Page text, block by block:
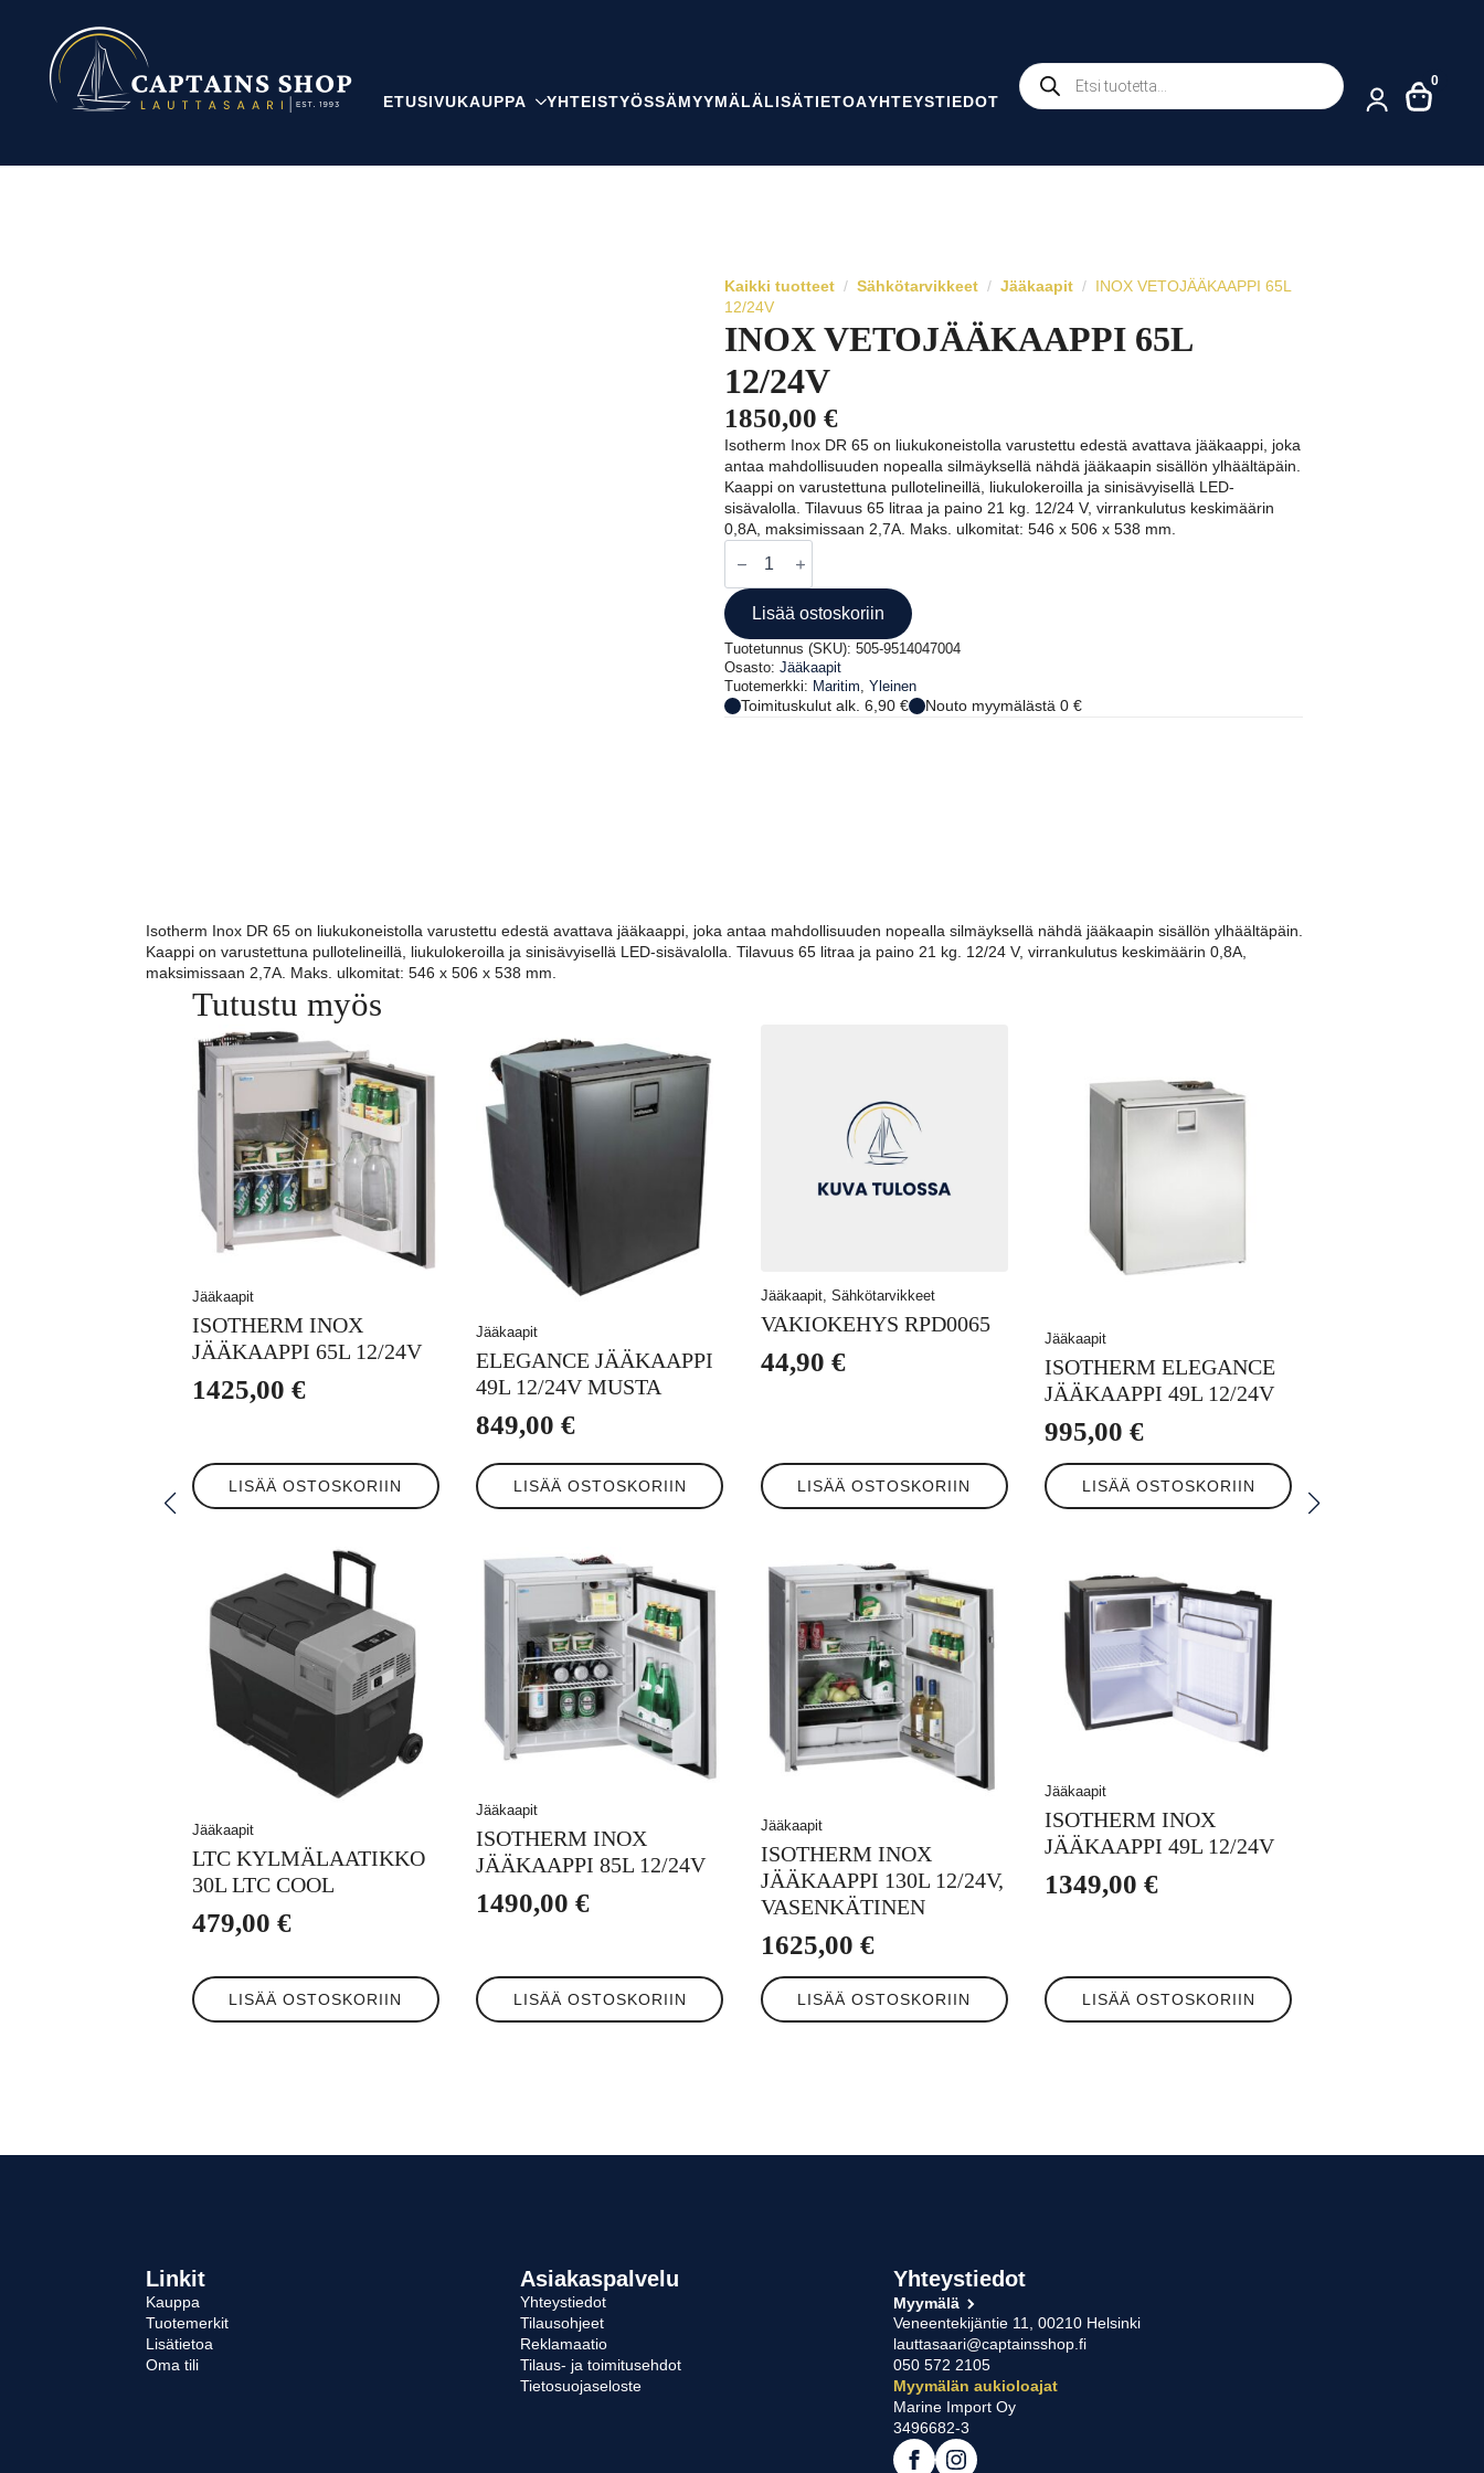
ETUSIVUKAUPPA YHTEISTYÖSSÄMYYMÄLÄLISÄTIETOAYHTEYSTIEDOT
Products
search
0
Kaikki tuotteet Sähkötarvikkeet Jääkaapit
INOX VETOJÄÄKAAPPI 65L
12/24V
INOX VETOJÄÄKAAPPI 65L
12/24V
1850,00 €
Isotherm Inox DR 65 on liukukoneistolla varustettu edestä avattava jääkaappi, joka
antaa mahdollisuuden nopealla silmäyksellä nähdä jääkaapin sisällön ylhäältäpäin.
Kaappi on varustettuna pullotelineillä, liukulokeroilla ja sinisävyisellä LED-
sisävalolla. Tilavuus 65 litraa ja paino 21 kg. 12/24 V, virrankulutus keskimäärin
0,8A, maksimissaan 2,7A. Maks. ulkomitat: 546 x 506 x 538 mm.
INOX
VETOJÄÄKAAPPI
65L
12/24V
määräLisää ostoskoriin
Tuotetunnus (SKU): 505-9514047004
Osasto: Jääkaapit
Tuotemerkki: Maritim, Yleinen
Toimituskulut alk. 6,90 € Nouto myymälästä 0 €
Isotherm Inox DR 65 on liukukoneistolla varustettu edestä avattava jääkaappi, joka antaa mahdollisuuden nopealla silmäyksellä nähdä jääkaapin sisällön ylhäältäpäin.
Kaappi on varustettuna pullotelineillä, liukulokeroilla ja sinisävyisellä LED-sisävalolla. Tilavuus 65 litraa ja paino 21 kg. 12/24 V, virrankulutus keskimäärin 0,8A,
maksimissaan 2,7A. Maks. ulkomitat: 546 x 506 x 538 mm.
Tutustu myös
Jääkaapit
ISOTHERM INOX
JÄÄKAAPPI 65L 12/24V
1425,00 €
LISÄÄ OSTOSKORIIN
Jääkaapit
ELEGANCE JÄÄKAAPPI
49L 12/24V MUSTA
849,00€
LISÄÄ OSTOSKORIIN
Jääkaapit, Sähkötarvikkeet
VAKIOKEHYS RPD0065
44,90 €
LISÄÄ OSTOSKORIIN
Jääkaapit
ISOTHERM ELEGANCE
JÄÄKAAPPI 49L 12/24V
995,00€
LISÄÄ OSTOSKORIIN
Jääkaapit
LTC KYLMÄLAATIKKO
30L LTC COOL
479,00 €
LISÄÄ OSTOSKORIIN
Jääkaapit
ISOTHERM INOX
JÄÄKAAPPI 85L 12/24V
1490,00€
LISÄÄ OSTOSKORIIN
Jääkaapit
ISOTHERM INOX
JÄÄKAAPPI 130L 12/24V,
VASENKÄTINEN
1625,00 €
LISÄÄ OSTOSKORIIN
Jääkaapit
ISOTHERM INOX
JÄÄKAAPPI 49L 12/24V
1349,00€
LISÄÄ OSTOSKORIIN
Linkit
Kauppa
Tuotemerkit
Lisätietoa
Oma tili
Asiakaspalvelu
Yhteystiedot
Tilausohjeet
Reklamaatio
Tilaus- ja toimitusehdot
Tietosuojaseloste
Yhteystiedot
Myymälä
Veneentekijäntie 11, 00210 Helsinki
lauttasaari@captainsshop.fi
050 572 2105
Myymälän aukioloajat
Marine Import Oy
3496682-3